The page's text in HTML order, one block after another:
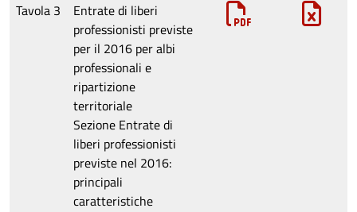
Tavola 3
Entrate di liberi
professionisti previste
per il 2016 per albi
professionali e
ripartizione
territoriale
Sezione Entrate di
liberi professionisti
previste nel 2016:
principali
caratteristiche